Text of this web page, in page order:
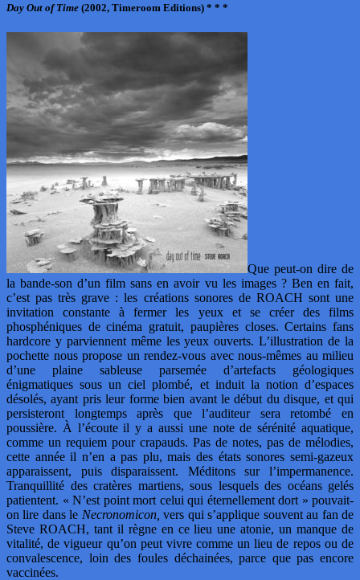
Day Out of Time (2002, Timeroom Editions) * * *
Que peut-on dire de
la bande-son d’un film sans en avoir vu les images ? Ben en fait,
c’est pas très grave : les créations sonores de ROACH sont une
invitation constante à fermer les yeux et se créer des films
phosphéniques de cinéma gratuit, paupières closes. Certains fans
hardcore y parviennent même les yeux ouverts. L’illustration de la
pochette nous propose un rendez-vous avec nous-mêmes au milieu
d’une plaine sableuse parsemée d’artefacts géologiques
énigmatiques sous un ciel plombé, et induit la notion d’espaces
désolés, ayant pris leur forme bien avant le début du disque, et qui
persisteront longtemps après que l’auditeur sera retombé en
poussière. À l’écoute il y a aussi une note de sérénité aquatique,
comme un requiem pour crapauds. Pas de notes, pas de mélodies,
cette année il n’en a pas plu, mais des états sonores semi-gazeux
apparaissent, puis disparaissent. Méditons sur l’impermanence.
Tranquillité des cratères martiens, sous lesquels des océans gelés
patientent. « N’est point mort celui qui éternellement dort » pouvait-
on lire dans le Necronomicon, vers qui s’applique souvent au fan de
Steve ROACH, tant il règne en ce lieu une atonie, un manque de
vitalité, de vigueur qu’on peut vivre comme un lieu de repos ou de
convalescence, loin des foules déchainées, parce que pas encore
vaccinées.